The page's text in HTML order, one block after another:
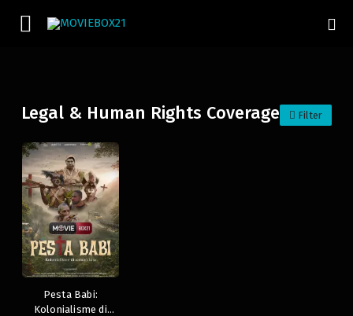
Legal & Human Rights Coverage Filter
Pesta Babi:
Kolonialisme di